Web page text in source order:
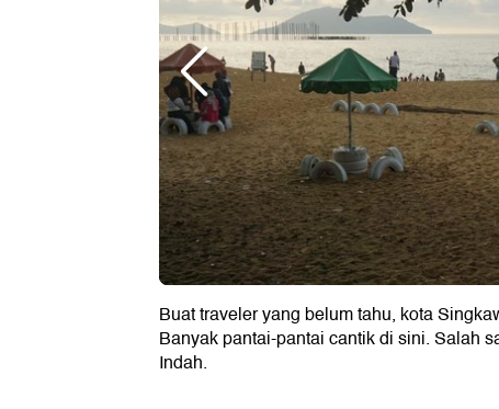
Buat traveler yang belum tahu, kota
Banyak pantai-pantai cantik di sini. Salah
Indah.